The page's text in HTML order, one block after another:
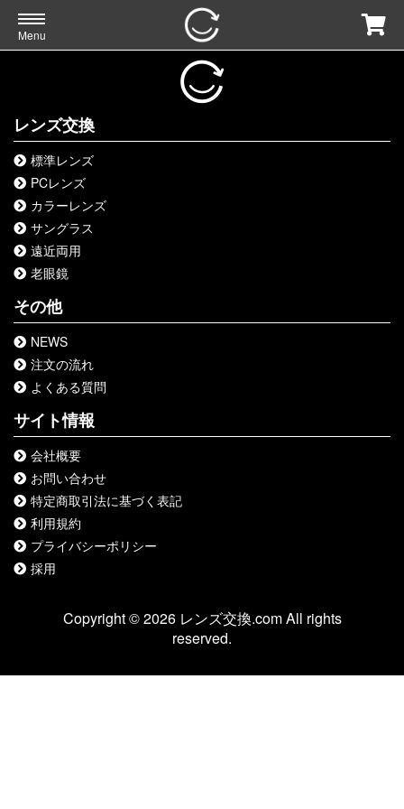
Menu
レンズ交換
標準レンズ
PCレンズ
カラーレンズ
サングラス
遠近両用
老眼鏡
その他
NEWS
注文の流れ
よくある質問
サイト情報
会社概要
お問い合わせ
特定商取引法に基づく表記
利用規約
プライバシーポリシー
採用
Copyright © 2026 レンズ交換.com All rights
reserved.